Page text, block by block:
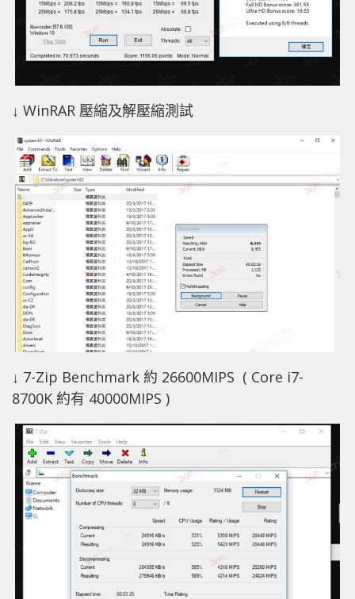
↓ WinRAR 壓縮及解壓縮測試
↓ 7-Zip Benchmark 約 26600MIPS ( Core i7-
8700K 約有 40000MIPS )